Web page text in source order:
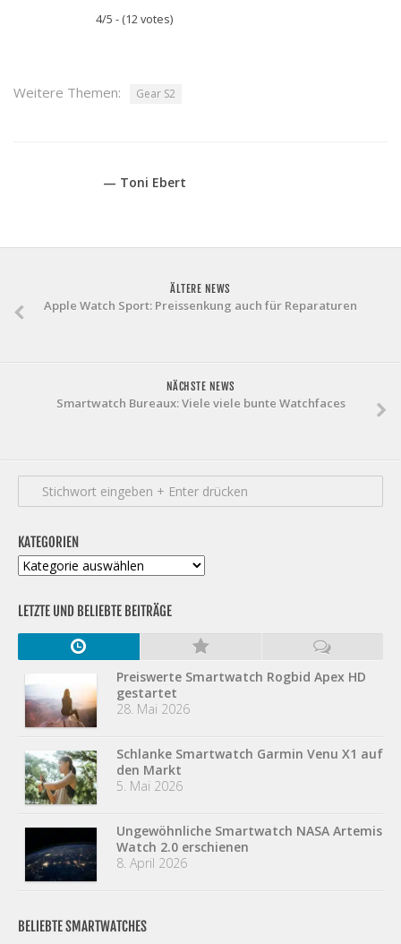
4/5 - (12 votes)
Weitere Themen: Gear S2
— Toni Ebert
ÄLTERE NEWS
Apple Watch Sport: Preissenkung auch für Reparaturen
NÄCHSTE NEWS
Smartwatch Bureaux: Viele viele bunte Watchfaces
KATEGORIEN
Kategorien
LETZTE UND BELIEBTE BEITRÄGE
Preiswerte Smartwatch Rogbid Apex HD
gestartet
28. Mai 2026
Schlanke Smartwatch Garmin Venu X1 auf
den Markt
5. Mai 2026
Ungewöhnliche Smartwatch NASA Artemis
Watch 2.0 erschienen
8. April 2026
BELIEBTE SMARTWATCHES